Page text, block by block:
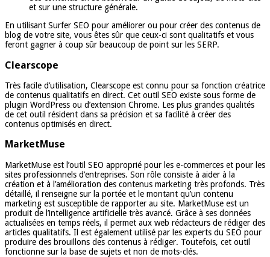
et sur une structure générale.
En utilisant Surfer SEO pour améliorer ou pour créer des contenus de
blog de votre site, vous êtes sûr que ceux-ci sont qualitatifs et vous
feront gagner à coup sûr beaucoup de point sur les SERP.
Clearscope
Très facile d’utilisation, Clearscope est connu pour sa fonction créatrice
de contenus qualitatifs en direct. Cet outil SEO existe sous forme de
plugin WordPress ou d’extension Chrome. Les plus grandes qualités
de cet outil résident dans sa précision et sa facilité à créer des
contenus optimisés en direct.
MarketMuse
MarketMuse est l’outil SEO approprié pour les e-commerces et pour les
sites professionnels d’entreprises. Son rôle consiste à aider à la
création et à l’amélioration des contenus marketing très profonds. Très
détaillé, il renseigne sur la portée et le montant qu’un contenu
marketing est susceptible de rapporter au site. MarketMuse est un
produit de l’intelligence artificielle très avancé. Grâce à ses données
actualisées en temps réels, il permet aux web rédacteurs de rédiger des
articles qualitatifs. Il est également utilisé par les experts du SEO pour
produire des brouillons des contenus à rédiger. Toutefois, cet outil
fonctionne sur la base de sujets et non de mots-clés.